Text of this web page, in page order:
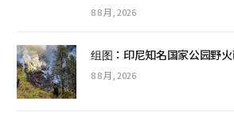
8 8 月, 2026
组图：印尼知名国家公园野
8 8 月, 2026